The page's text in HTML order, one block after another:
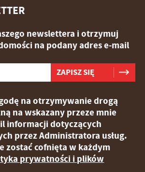
newslettera i otrzymuj
na podany adres e-mail
na otrzymywanie drogą
na wskazany przeze mnie
informacji dotyczących
przez Administratora usług.
zostać cofnięta w każdym
prywatności i plików